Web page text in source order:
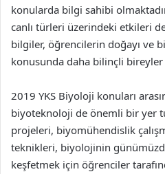
konularda bilgi sahibi
canlı türleri üzerindeki etkileri
bilgiler, öğrencilerin doğayı ve
konusunda daha bilinçli bireyler
2019 YKS Biyoloji konuları
biyoteknoloji de önemli bir yer
projeleri, biyomühendislik
teknikleri, biyolojinin
keşfetmek için öğrenciler